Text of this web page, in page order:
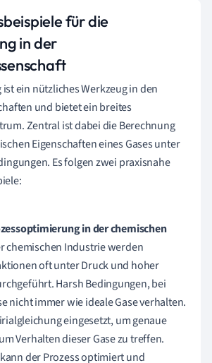
für die
in der
ein nützliches Werkzeug in den
und bietet ein breites
Zentral ist dabei die Berechnung
Eigenschaften eines Gases unter
Es folgen zwei praxisnahe
in der chemischen
chemischen Industrie werden
oft unter Druck und hoher
Harsh Bedingungen, bei
nicht immer wie ideale Gase verhalten.
eingesetzt, um genaue
Verhalten dieser Gase zu treffen.
der Prozess optimiert und